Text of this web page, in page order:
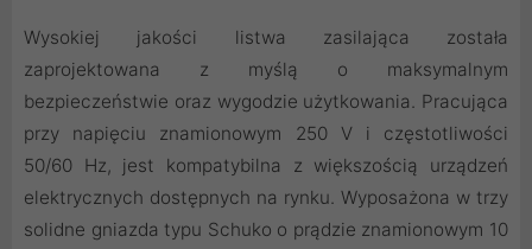
Wysokiej jakości listwa zasilająca została
zaprojektowana z myślą o maksymalnym
bezpieczeństwie oraz wygodzie użytkowania. Pracująca
przy napięciu znamionowym 250 V i częstotliwości
50/60 Hz, jest kompatybilna z większością urządzeń
elektrycznych dostępnych na rynku. Wyposażona w trzy
solidne gniazda typu Schuko o prądzie znamionowym 10